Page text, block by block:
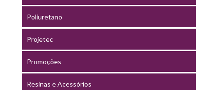
Poliuretano
Projetec
Promoções
Resinas e Acessórios